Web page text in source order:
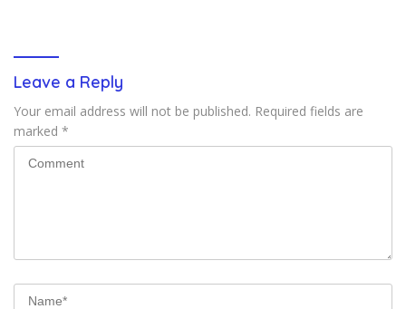
Leave a Reply
Your email address will not be published. Required fields are
marked *